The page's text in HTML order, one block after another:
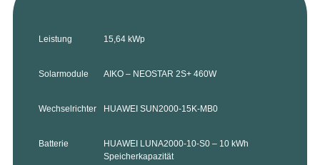
Leistung 15,64 kWp
Solarmodule AIKO – NEOSTAR 2S+ 460W
Wechselrichter HUAWEI SUN2000-15K-MB0
Batterie
HUAWEI LUNA2000-10-S0 – 10 kWh
Speicherkapazität